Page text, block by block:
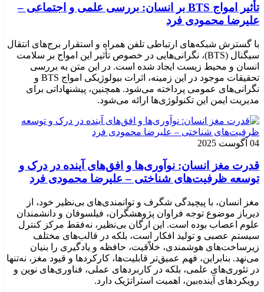
تأثیر امواج BTS بر انسان: بررسی علمی و اجتماعی –
علیرضا محمودی فرد
با گسترش شبکه‌های ارتباطی تلفن همراه و استقرار برج‌های انتقال
سیگنال (BTS)، نگرانی‌هایی در خصوص تأثیر این امواج بر سلامت
انسان و محیط زیست ایجاد شده است. در این متن به بررسی
تحقیقات موجود در این زمینه، اثرات بیولوژیکی امواج BTS و
نگرانی‌های عمومی پرداخته می‌شود. همچنین، پیشنهاداتی برای
مدیریت ایمن این تکنولوژی‌ها ارائه می‌شود.
04 آگوست 2025
قدرت مغز انسان: نوآوری‌ها و افق‌های آینده در درک و
توسعه ظرفیت‌های شناختی – علیرضا محمودی فرد
مغز انسان، با پیچیدگی شگرف و توانمندی‌های بی‌نظیر خود، از
دیرباز موضوع توجه فراوان پژوهشگران، فیلسوفان و دانشمندان
علوم اعصاب بوده است. این ارگان بی‌نظیر، نه‌فقط مرکز کنترل
سیستم عصبی و تولید افکار است، بلکه در قالب‌های مختلف
زیرساخت‌های هوشمندی، خلاّقیت، حافظه و یادگیری را بنیان
می‌نهد. بنابراین، فهم عمیق‌تر قابلیت‌ها، کارکردها و قیود مغز، نه‌تنها
در تئوری‌های علمی، بلکه در کاربردهای عملی، فناوری‌های نوین و
رویکردهای آینده‌بین، اهمیت استراتژیک دارد.